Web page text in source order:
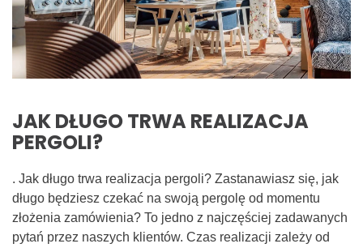
JAK DŁUGO TRWA REALIZACJA
PERGOLI?
. Jak długo trwa realizacja pergoli? Zastanawiasz się, jak
długo będziesz czekać na swoją pergolę od momentu
złożenia zamówienia? To jedno z najczęściej zadawanych
pytań przez naszych klientów. Czas realizacji zależy od